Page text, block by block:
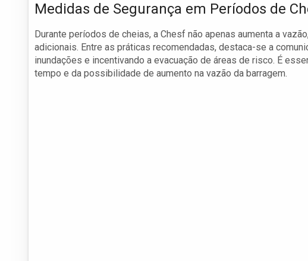
Medidas de Segurança em Períodos de
Durante períodos de cheias, a Chesf não apenas aumenta a
adicionais. Entre as práticas recomendadas, destaca-se a
inundações e incentivando a evacuação de áreas de risco. É
tempo e da possibilidade de aumento na vazão da barragem.